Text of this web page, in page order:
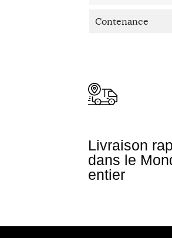
Contenance
Livraison
dans le
entier